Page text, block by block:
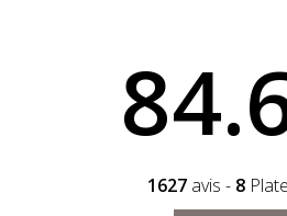
1627 avis - 8